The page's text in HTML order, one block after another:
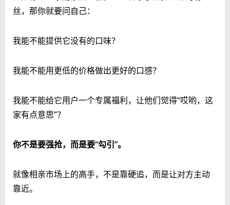
丝，那你就要问自己：
我能不能提供它没有的口味？
我能不能用更低的价格做出更好的口感？
我能不能给它用户一个专属福利，让他们觉得“哎哟，这
家有点意思”？
你不是要强抢，而是要“勾引”。
就像相亲市场上的高手，不是靠硬追，而是让对方主动
靠近。